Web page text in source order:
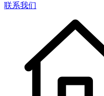
联系我们